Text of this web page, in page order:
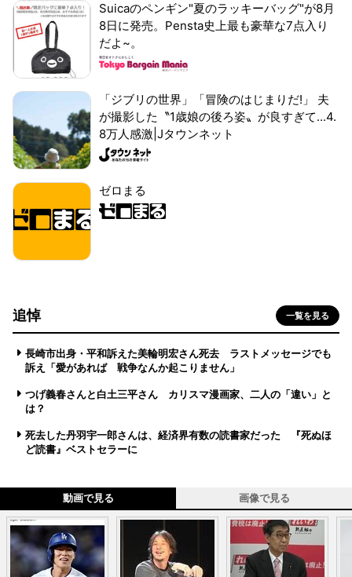
Suicaのペンギン"夏のラッキーバッグ"が8月
8日に発売。Pensta史上最も豪華な7点入り
だよ~。
「ジブリの世界」「冒険のはじまりだ!」 夫
が撮影した〝1歳娘の後ろ姿〟が良すぎて...4.
8万人感激|Jタウンネット
ゼロまる
追悼 一覧を見る
長崎市出身・平和訴えた美輪明宏さん死去 ラストメッセージでも
訴え「愛があれば 戦争なんか起こりません」
つげ義春さんと白土三平さん カリスマ漫画家、二人の「違い」と
は？
死去した丹羽宇一郎さんは、経済界有数の読書家だった 『死ぬほ
ど読書』ベストセラーに
動画で見る 画像で見る